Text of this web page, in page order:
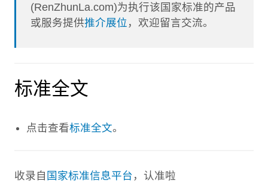
(RenZhunLa.com)为执行该国家标准的产品
或服务提供推介展位 ，欢迎留言交流。
标准全文
点击查看标准全文。
收录自 国家标准信息平台 ，认准啦